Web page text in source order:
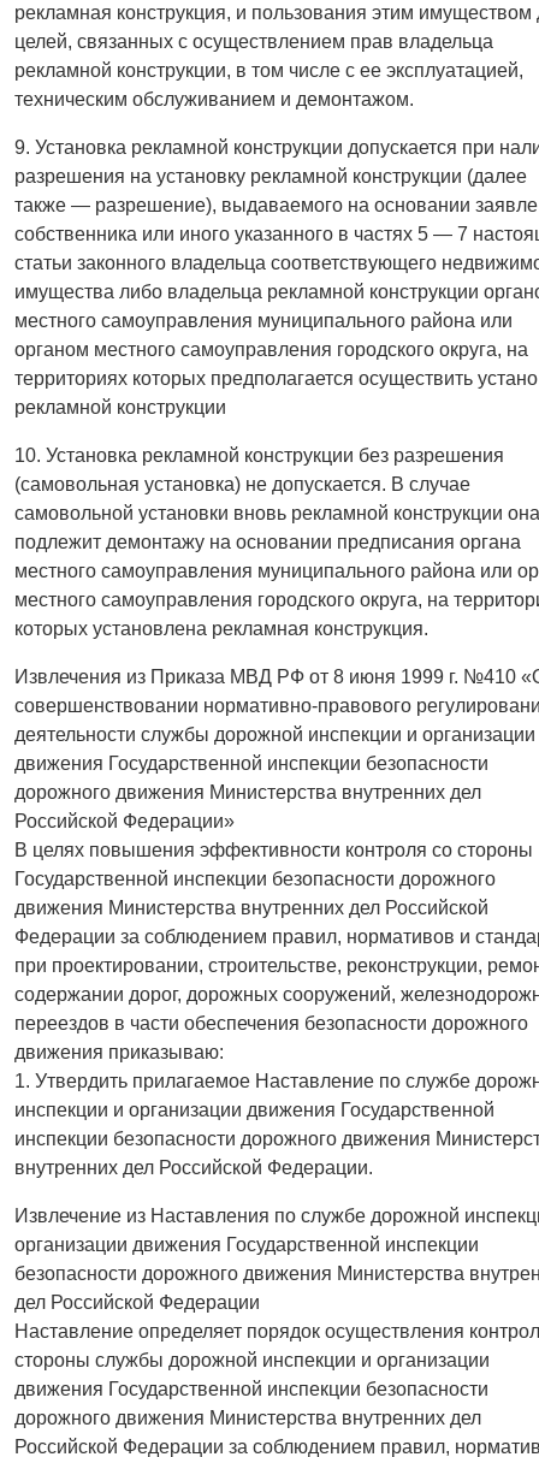
рекламная конструкция, и пользования этим имуществом
целей, связанных с осуществлением прав владельца
рекламной конструкции, в том числе с ее эксплуатацией,
техническим обслуживанием и демонтажом.
9. Установка рекламной конструкции допускается при
разрешения на установку рекламной конструкции (далее
также — разрешение), выдаваемого на основании
собственника или иного указанного в частях 5 — 7
статьи законного владельца соответствующего
имущества либо владельца рекламной конструкции
местного самоуправления муниципального района или
органом местного самоуправления городского округа, на
территориях которых предполагается осуществить
рекламной конструкции
10. Установка рекламной конструкции без разрешения
(самовольная установка) не допускается. В случае
самовольной установки вновь рекламной конструкции она
подлежит демонтажу на основании предписания органа
местного самоуправления муниципального района или
местного самоуправления городского округа, на
которых установлена рекламная конструкция.
Извлечения из Приказа МВД РФ от 8 июня 1999 г. №410
совершенствовании нормативно-правового
деятельности службы дорожной инспекции и организации
движения Государственной инспекции безопасности
дорожного движения Министерства внутренних дел
Российской Федерации»
В целях повышения эффективности контроля со стороны
Государственной инспекции безопасности дорожного
движения Министерства внутренних дел Российской
Федерации за соблюдением правил, нормативов и
при проектировании, строительстве, реконструкции,
содержании дорог, дорожных сооружений,
переездов в части обеспечения безопасности дорожного
движения приказываю:
1. Утвердить прилагаемое Наставление по службе
инспекции и организации движения Государственной
инспекции безопасности дорожного движения
внутренних дел Российской Федерации.
Извлечение из Наставления по службе дорожной
организации движения Государственной инспекции
безопасности дорожного движения Министерства
дел Российской Федерации
Наставление определяет порядок осуществления
стороны службы дорожной инспекции и организации
движения Государственной инспекции безопасности
дорожного движения Министерства внутренних дел
Российской Федерации за соблюдением правил,